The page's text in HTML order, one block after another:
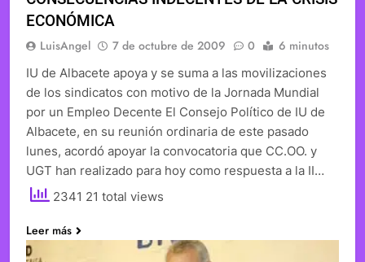
ECONÓMICA
LuisAngel 7 de octubre de 2009 0 6 minutos
IU de Albacete apoya y se suma a las movilizaciones
de los sindicatos con motivo de la Jornada Mundial
por un Empleo Decente El Consejo Político de IU de
Albacete, en su reunión ordinaria de este pasado
lunes, acordó apoyar la convocatoria que CC.OO. y
UGT han realizado para hoy como respuesta a la II…
2341 21 total views
Leer más